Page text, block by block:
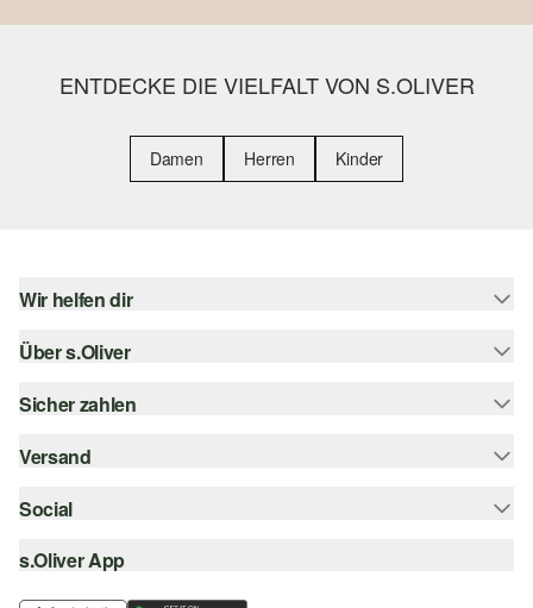
ENTDECKE DIE VIELFALT VON S.OLIVER
Damen Herren Kinder
Wir helfen dir
Hilfe & FAQ
Größenberatung
Über s.Oliver
Newsletter
s.Oliver Card
Wunschliste
Sicher zahlen
Rechnung
Kreditkarte
Versand
Sendungsverfolgung
SwissPost
Social
instagram
facebook
s.Oliver App